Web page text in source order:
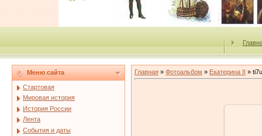
Меню сайта
Стартовая
Мировая история
История России
Лента
События и даты
Главная » Фотоальбом » Екатерина II »